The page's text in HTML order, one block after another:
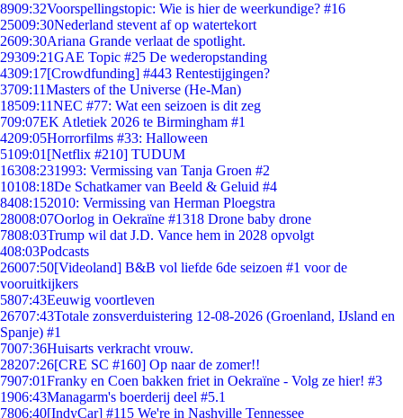
8909:32Voorspellingstopic: Wie is hier de weerkundige? #16
25009:30Nederland stevent af op watertekort
2609:30Ariana Grande verlaat de spotlight.
29309:21GAE Topic #25 De wederopstanding
4309:17[Crowdfunding] #443 Rentestijgingen?
3709:11Masters of the Universe (He-Man)
18509:11NEC #77: Wat een seizoen is dit zeg
709:07EK Atletiek 2026 te Birmingham #1
4209:05Horrorfilms #33: Halloween
5109:01 [Netflix #210] TUDUM
16308:231993: Vermissing van Tanja Groen #2
10108:18De Schatkamer van Beeld & Geluid #4
8408:152010: Vermissing van Herman Ploegstra
28008:07Oorlog in Oekraïne #1318 Drone baby drone
7808:03Trump wil dat J.D. Vance hem in 2028 opvolgt
408:03Podcasts
26007:50[Videoland] B&B vol liefde 6de seizoen #1 voor de
vooruitkijkers
5807:43Eeuwig voortleven
26707:43Totale zonsverduistering 12-08-2026 (Groenland, IJsland en
Spanje) #1
7007:36Huisarts verkracht vrouw.
28207:26[CRE SC #160] Op naar de zomer!!
7907:01Franky en Coen bakken friet in Oekraïne - Volg ze hier! #3
1906:43Managarm's boerderij deel #5.1
7806:40[IndyCar] #115 We're in Nashville Tennessee